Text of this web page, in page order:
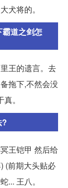
犬将的。
霸道之剑怎
王的遗言。去
拖下,不然会没
。
?
王铠甲 然后给
(前期大头贴必
... 王八。